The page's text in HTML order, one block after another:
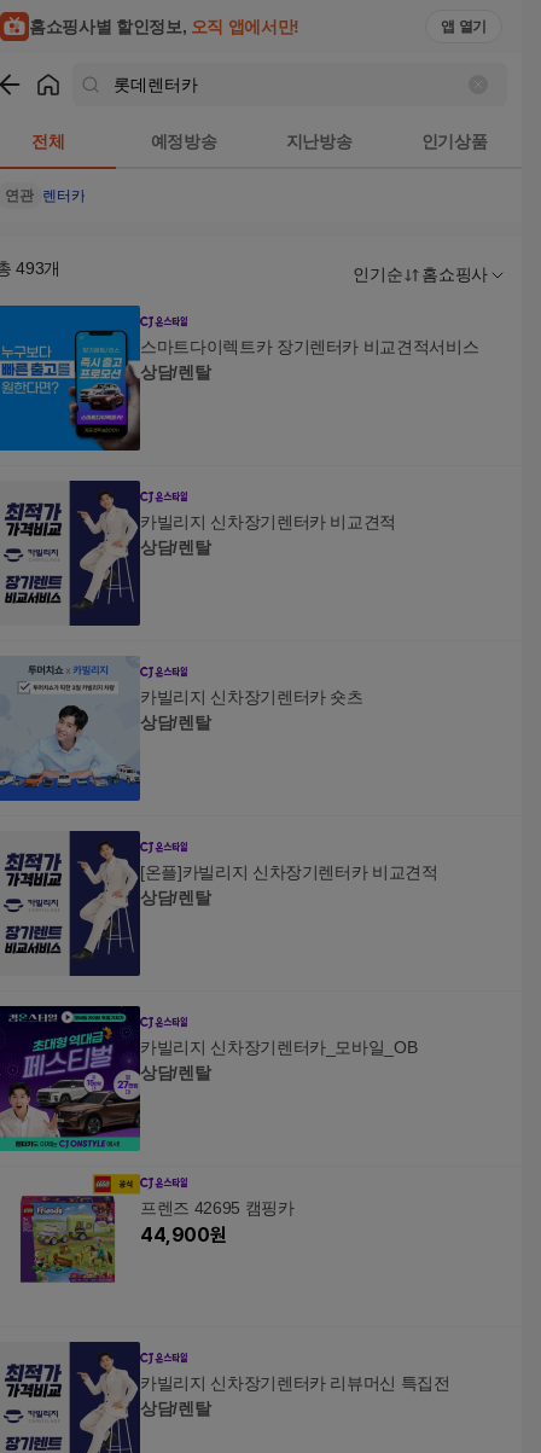
홈쇼핑사별 할인정보, 오직 앱에서만! 앱 열기
전체 예정방송 지난방송 인기상품
연관 렌터카
493개 인기순 홈쇼핑사
스마트다이렉트카 장기렌터카 비교견적서비스
상담/렌탈
카빌리지 신차장기렌터카 비교견적
상담/렌탈
카빌리지 신차장기렌터카 숏츠
상담/렌탈
[온플]카빌리지 신차장기렌터카 비교견적
상담/렌탈
카빌리지 신차장기렌터카_모바일_OB
상담/렌탈
프렌즈 42695 캠핑카
44,900원
카빌리지 신차장기렌터카 리뷰머신 특집전
상담/렌탈